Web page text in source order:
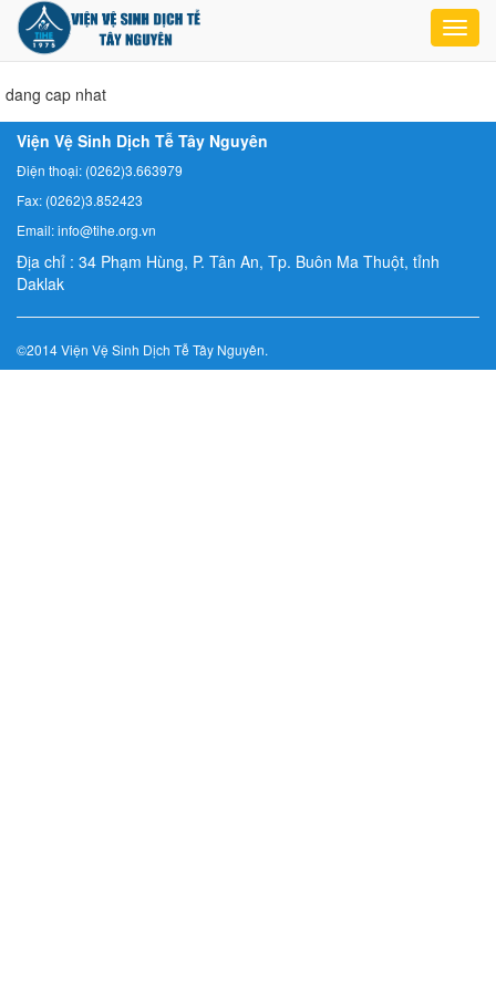
dang cap nhat
Viện Vệ Sinh Dịch Tễ Tây Nguyên
Điện thoại: (0262)3.663979
Fax: (0262)3.852423
Email: info@tihe.org.vn
Địa chỉ : 34 Phạm Hùng, P. Tân An, Tp. Buôn Ma Thuột, tỉnh
Daklak
©2014 Viện Vệ Sinh Dịch Tễ Tây Nguyên.